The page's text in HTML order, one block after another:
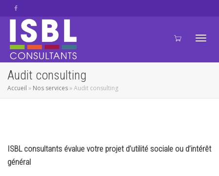
Audit consulting
Accueil » Nos services» Audit consulting
ISBL consultants évalue votre projet d’utilité sociale ou d’intérêt
général